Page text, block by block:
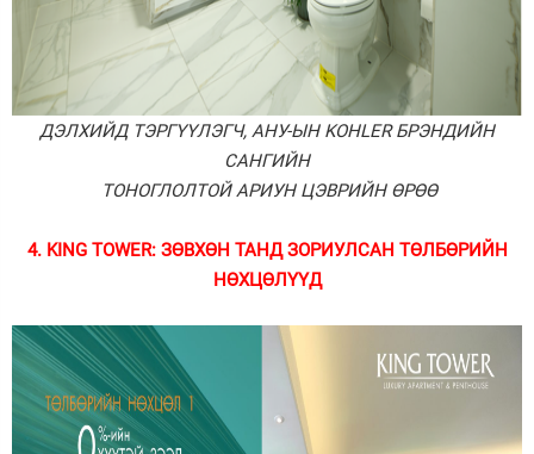
ДЭЛХИЙД ТЭРГҮҮЛЭГЧ, АНУ-ЫН KOHLER БРЭНДИЙН
САНГИЙН
ТОНОГЛОЛТОЙ АРИУН ЦЭВРИЙН ӨРӨӨ
4. KING TOWER: ЗӨВХӨН ТАНД ЗОРИУЛСАН ТӨЛБӨРИЙН
НӨХЦӨЛҮҮД